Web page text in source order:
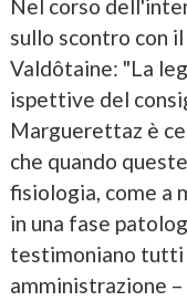
Nel corso
sullo scontro con
Valdôtaine: "La
ispettive del
Marguerettaz è
che quando
fisiologia, come a
in una fase
testimoniano tutti
amministrazione